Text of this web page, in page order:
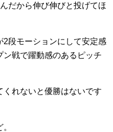
だから伸び伸びと投げてほ
2段モーションにして安定感
戦で躍動感のあるピッチ
れないと優勝はないです